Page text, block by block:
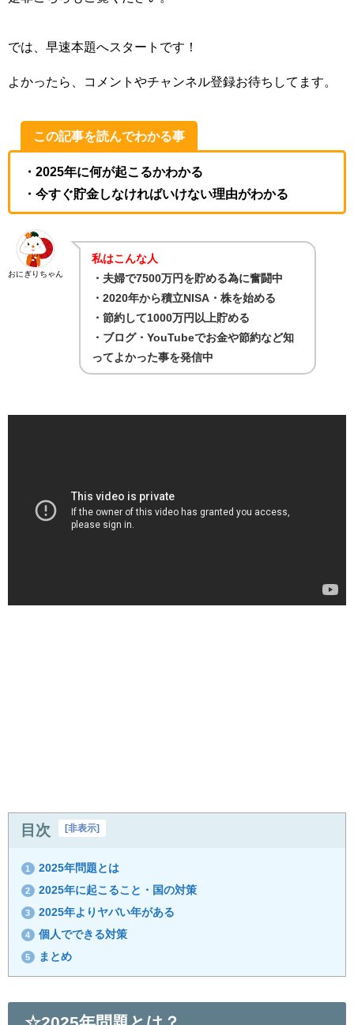
では、早速本題へスタートです！
よかったら、コメントやチャンネル登録お待ちしてます。
この記事を読んでわかる事
・2025年に何が起こるかわかる
・今すぐ貯金しなければいけない理由がわかる
おにぎりちゃん
私はこんな人
・夫婦で7500万円を貯める為に奮闘中
・2020年から積立NISA・株を始める
・節約して1000万円以上貯める
・ブログ・YouTubeでお金や節約など知
ってよかった事を発信中
目次 非表示
1 2025年問題とは
2 2025年に起こること・国の対策
3 2025年よりヤバい年がある
4 個人でできる対策
5 まとめ